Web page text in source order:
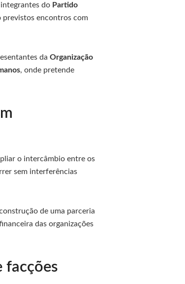
do Partido
previstos encontros com
da Organização
, onde pretende
o intercâmbio entre os
sem interferências
de uma parceria
das organizações
facções